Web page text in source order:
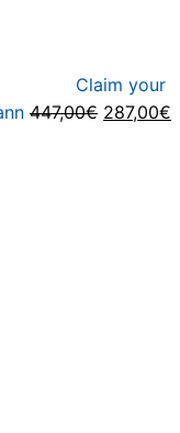
Claim your
447,00€ 287,00€